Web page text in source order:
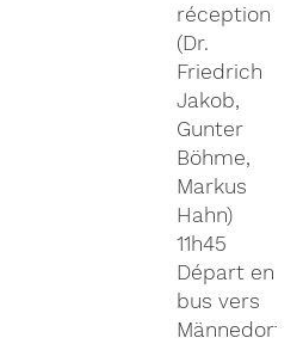
réception
(Dr.
Friedrich
Jakob,
Gunter
Böhme,
Markus
Hahn)
11h45
Départ en
bus vers
Männedorf